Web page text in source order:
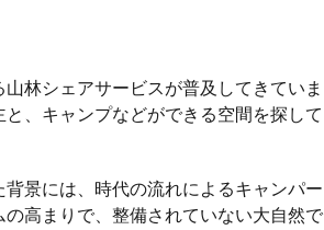
林シェアサービスが普及してきていま
、キャンプなどができる空間を探して
景には、時代の流れによるキャンパー
高まりで、整備されていない大自然で